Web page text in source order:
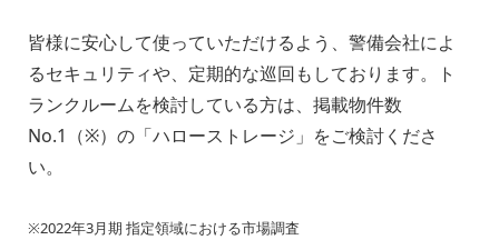
皆様に安心して使っていただけるよう、警備会社によ
るセキュリティや、定期的な巡回もしております。ト
ランクルームを検討している方は、掲載物件数
No.1（※）の「ハローストレージ」をご検討くださ
い。
※2022年3月期 指定領域における市場調査